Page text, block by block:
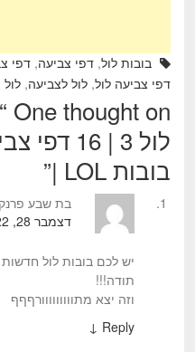
בובות לול, דפי צביעה, דפי
דפי צביעה לול, לול לצביעה,
One thought on “
לול 3 |
בובות LOL |
”
בת שבע
דצמבר 28, 2022 at 11:08 pm
יש לכם בובות לול
תודה!!!
וזה יצא מתווווווווורףףף
Reply
↓